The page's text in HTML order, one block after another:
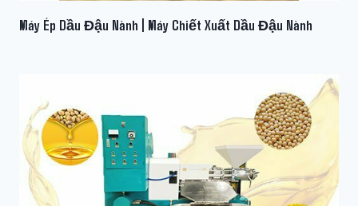
Máy Ép Dầu Đậu Nành | Máy Chiết Xuất Dầu Đậu Nành